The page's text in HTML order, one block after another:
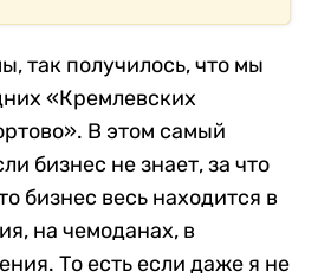
так получилось, что мы
«Кремлевских
В этом самый
бизнес не знает, за что
бизнес весь находится в
на чемоданах, в
То есть если даже я не